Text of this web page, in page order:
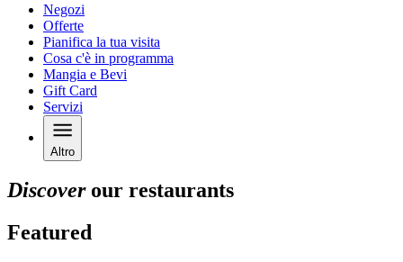
Negozi
Offerte
Pianifica la tua visita
Cosa c'è in programma
Mangia e Bevi
Gift Card
Servizi
Altro
Discoverour restaurants
Featured